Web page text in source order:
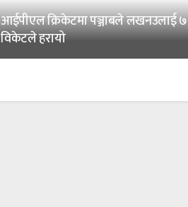
आईपीएल क्रिकेटमा पञ्जाबले लखनउलाई ७
विकेटले हरायो